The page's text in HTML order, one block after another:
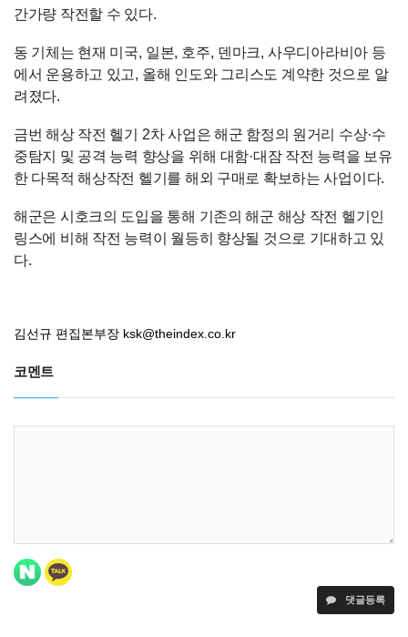
간가량 작전할 수 있다.
동 기체는 현재 미국, 일본, 호주, 덴마크, 사우디아라비아 등
에서 운용하고 있고, 올해 인도와 그리스도 계약한 것으로 알
려졌다.
금번 해상 작전 헬기 2차 사업은 해군 함정의 원거리 수상·수
중탐지 및 공격 능력 향상을 위해 대함·대잠 작전 능력을 보유
한 다목적 해상작전 헬기를 해외 구매로 확보하는 사업이다.
해군은 시호크의 도입을 통해 기존의 해군 해상 작전 헬기인
링스에 비해 작전 능력이 월등히 향상될 것으로 기대하고 있
다.
김선규 편집본부장 ksk@theindex.co.kr
코멘트
댓글등록